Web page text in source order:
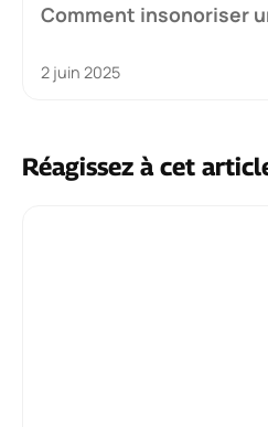
Comment insonoriser
2 juin 2025
Réagissez à cet